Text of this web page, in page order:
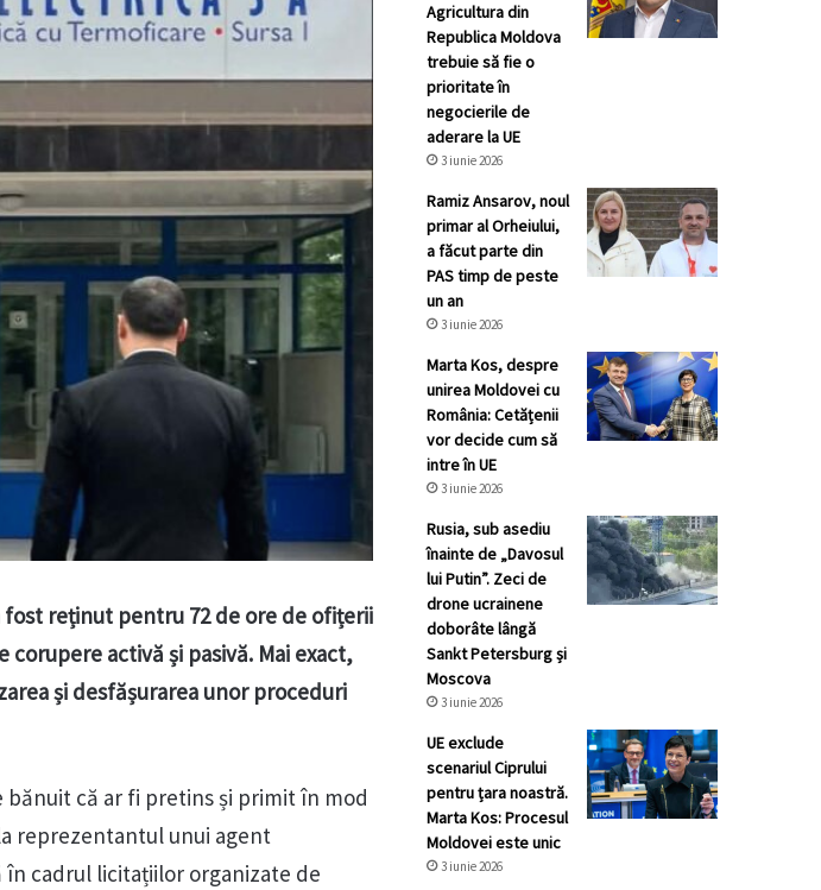
fost reținut pentru 72 de ore de ofițerii
activă și pasivă. Mai exact,
și desfășurarea unor proceduri
că ar fi pretins și primit în mod
reprezentantul unui agent
cadrul licitațiilor organizate de
Agricultura din
Republica Moldova
trebuie să fie o
prioritate în
negocierile de
aderare la UE
3 iunie 2026
Ramiz Ansarov, noul
primar al Orheiului,
a făcut parte din
PAS timp de peste
un an
3 iunie 2026
Marta Kos, despre
unirea Moldovei cu
România: Cetățenii
vor decide cum să
intre în UE
3 iunie 2026
Rusia, sub asediu
înainte de „Davosul
lui Putin”. Zeci de
drone ucrainene
doborâte lângă
Sankt Petersburg și
Moscova
3 iunie 2026
UE exclude
scenariul Ciprului
pentru țara noastră.
Marta Kos: Procesul
Moldovei este unic
3 iunie 2026